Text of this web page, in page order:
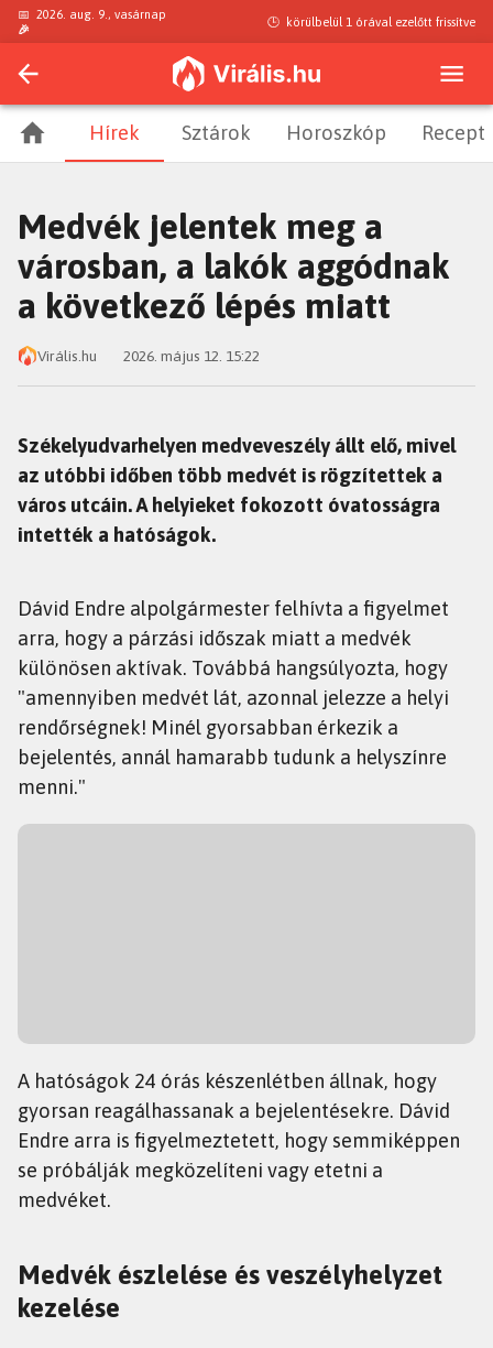
📅 2026. aug. 9., vasárnap
🎉
🕒 körülbelül 1 órával ezelőtt frissítve
Hírek Sztárok Horoszkóp Recept
Medvék jelentek meg a
városban, a lakók aggódnak
a következő lépés miatt
Virális.hu 2026. május 12. 15:22
Székelyudvarhelyen medveveszély állt elő, mivel
az utóbbi időben több medvét is rögzítettek a
város utcáin. A helyieket fokozott óvatosságra
intették a hatóságok.
Dávid Endre alpolgármester felhívta a figyelmet
arra, hogy a párzási időszak miatt a medvék
különösen aktívak. Továbbá hangsúlyozta, hogy
"amennyiben medvét lát, azonnal jelezze a helyi
rendőrségnek! Minél gyorsabban érkezik a
bejelentés, annál hamarabb tudunk a helyszínre
menni."
A hatóságok 24 órás készenlétben állnak, hogy
gyorsan reagálhassanak a bejelentésekre. Dávid
Endre arra is figyelmeztetett, hogy semmiképpen
se próbálják megközelíteni vagy etetni a
medvéket.
Medvék észlelése és veszélyhelyzet
kezelése